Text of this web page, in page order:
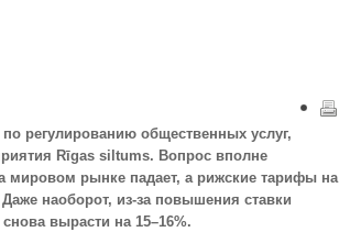
регулированию общественных услуг,
Rīgas siltums. Вопрос вполне
мировом рынке падает, а рижские тарифы на
наоборот, из-за повышения ставки
вырасти на 15–16%.